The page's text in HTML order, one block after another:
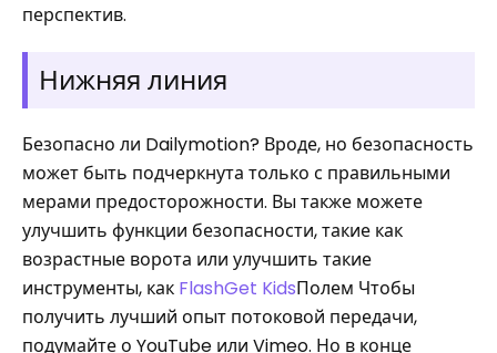
перспектив.
Нижняя линия
Безопасно ли Dailymotion? Вроде, но безопасность
может быть подчеркнута только с правильными
мерами предосторожности. Вы также можете
улучшить функции безопасности, такие как
возрастные ворота или улучшить такие
инструменты, как FlashGet KidsПолем Чтобы
получить лучший опыт потоковой передачи,
подумайте о YouTube или Vimeo. Но в конце